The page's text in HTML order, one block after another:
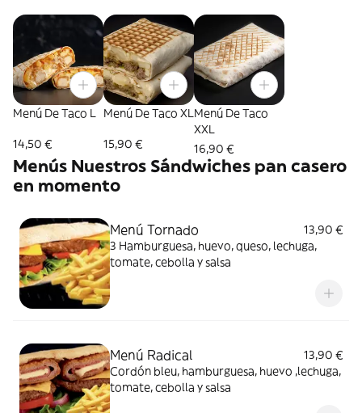
Menú De Taco L
14,50 €
Menú De Taco XL
15,90 €
Menú De Taco
XXL
16,90 €
Menús Nuestros Sándwiches pan casero
en momento
Menú Tornado
13,90 €
3 Hamburguesa, huevo, queso, lechuga,
tomate, cebolla y salsa
Menú Radical
13,90 €
Cordón bleu, hamburguesa, huevo ,lechuga,
tomate, cebolla y salsa